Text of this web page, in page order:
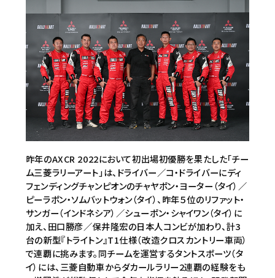
昨年のAXCR 2022において初出場初優勝を果たした「チー
ム三菱ラリーアート」は、ドライバー／コ・ドライバーにディ
フェンディングチャンピオンのチャヤポン・ヨーター（タイ）／
ピーラポン・ソムバットウォン（タイ）、昨年５位のリファット・
サンガー（インドネシア）／シューポン・シャイワン（タイ）に
加え、田口勝彦／保井隆宏の日本人コンビが加わり、計3
台の新型『トライトン』T1仕様（改造クロスカントリー車両）
で連覇に挑みます。同チームを運営するタントスポーツ（タ
イ）には、三菱自動車からダカールラリー2連覇の経験をも